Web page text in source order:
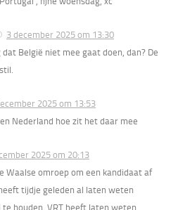
3 december 2025 om 13:30
België niet mee gaat doen, dan? De
2025 om 13:53
Nederland hoe zit het daar mee
2025 om 20:13
Waalse omroep om een kandidaat af
tijdje geleden al laten weten
houden. VRT heeft laten weten